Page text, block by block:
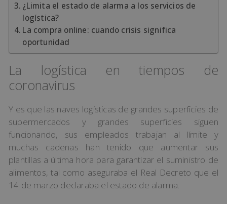
¿Limita el estado de alarma a los servicios de
logística?
La compra online: cuando crisis significa
oportunidad
La logística en tiempos de
coronavirus
Y es que las naves logísticas de grandes superficies de
supermercados y grandes superficies siguen
funcionando, sus empleados trabajan al límite y
muchas cadenas han tenido que aumentar sus
plantillas a última hora para garantizar el suministro de
alimentos, tal como aseguraba el Real Decreto que el
14 de marzo declaraba el estado de alarma.